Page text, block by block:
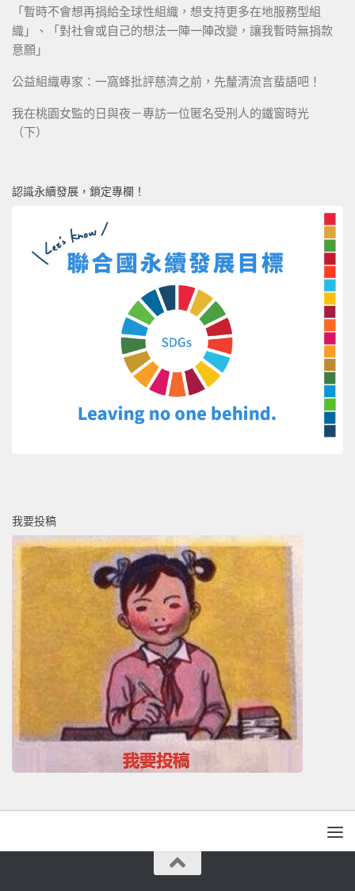
「暫時不會想再捐給全球性組織，想支持更多在地服務型組
織」、「對社會或自己的想法一陣一陣改變，讓我暫時無捐款
意願」
公益組織專家：一窩蜂批評慈濟之前，先釐清流言蜚語吧！
我在桃園女監的日與夜－專訪一位匿名受刑人的鐵窗時光
（下）
認識永續發展，鎖定專欄！
我要投稿